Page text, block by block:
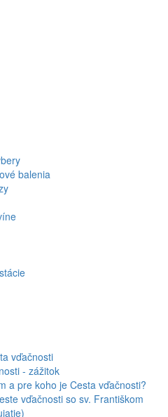
balenia
vďačnosti
- zážitok
a pre koho je Cesta vďačnosti?
vďačnosti so sv. Františkom